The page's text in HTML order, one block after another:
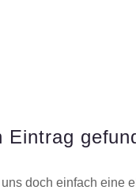
Eintrag
doch einfach eine